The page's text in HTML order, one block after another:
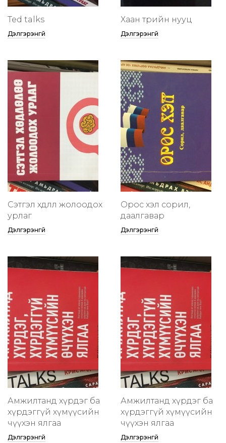
Ted talks
Дэлгэрэнгүй
Хаан төрийн нууц
Дэлгэрэнгүй
Сэтгэл хөдлөлөө жолоодох
урлаг
Дэлгэрэнгүй
Орос хэл сорил,
даалгавар
Дэлгэрэнгүй
Амжилтанд хүрдэг ба
хүрдэггүй хүмүүсийн
өчүүхэн ялгаа
Дэлгэрэнгүй
Амжилтанд хүрдэг ба
хүрдэггүй хүмүүсийн
өчүүхэн ялгаа
Дэлгэрэнгүй